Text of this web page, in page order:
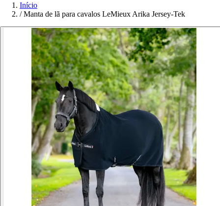
Início
/ Manta de lã para cavalos LeMieux Arika Jersey-Tek